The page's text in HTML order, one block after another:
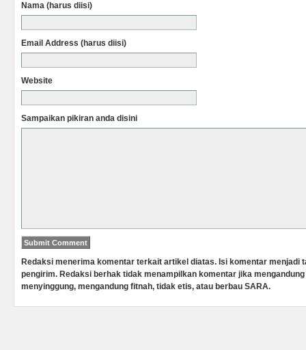
Nama (harus diisi)
Email Address (harus diisi)
Website
Sampaikan pikiran anda disini
Redaksi menerima komentar terkait artikel diatas. Isi komentar menjadi
pengirim. Redaksi berhak tidak menampilkan komentar jika
menyinggung, mengandung fitnah, tidak etis, atau berbau SARA.